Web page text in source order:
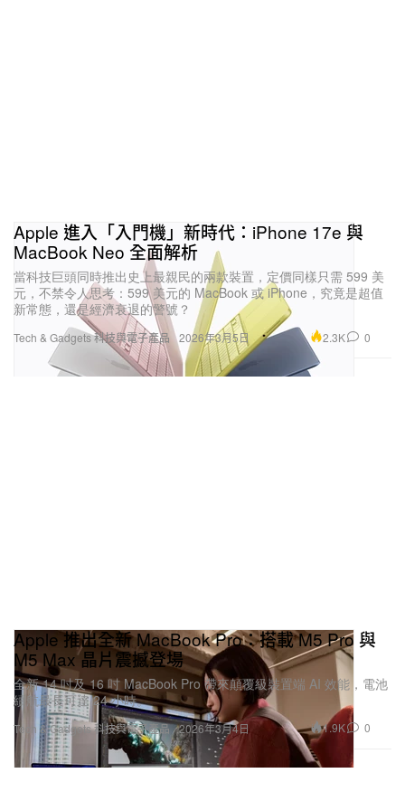
Tech & Gadgets 科技與電子產品
Apple 進入「入門機」新時代：iPhone 17e 與
MacBook Neo 全面解析
當科技巨頭同時推出史上最親民的兩款裝置，定價同樣只需 599 美
元，不禁令人思考：599 美元的 MacBook 或 iPhone，究竟是超值
新常態，還是經濟衰退的警號？
2026年3月5日 2.3K 0
Tech & Gadgets 科技與電子產品
Apple 推出全新 MacBook Pro：搭載 M5 Pro 與
M5 Max 晶片震撼登場
全新 14 吋及 16 吋 MacBook Pro 帶來顛覆級裝置端 AI 效能，電池
續航最長可達 24 小時。
2026年3月4日 1.9K 0